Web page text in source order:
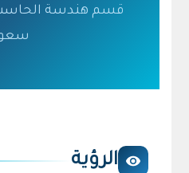
قسم هندسة
الرؤية